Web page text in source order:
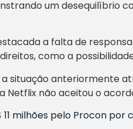
um desequilíbrio
a falta de
como a
situação anteriormente
Netflix não aceitou o
milhões pelo Procon